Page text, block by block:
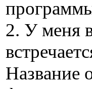
2. У меня
Название